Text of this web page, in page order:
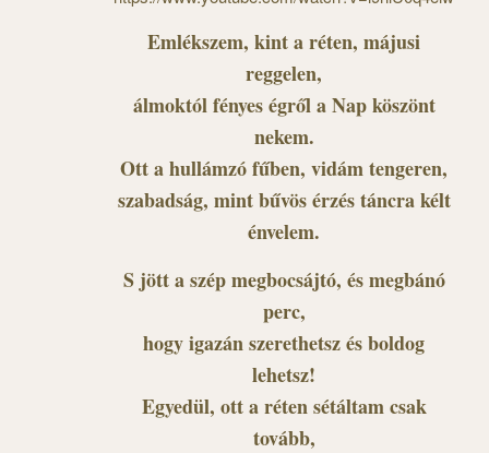
Emlékszem, kint a réten, májusi
reggelen,
álmoktól fényes égről a Nap köszönt
nekem.
Ott a hullámzó fűben, vidám tengeren,
szabadság, mint bűvös érzés táncra kélt
énvelem.
S jött a szép megbocsájtó, és megbánó
perc,
hogy igazán szerethetsz és boldog
lehetsz!
Egyedül, ott a réten sétáltam csak
tovább,